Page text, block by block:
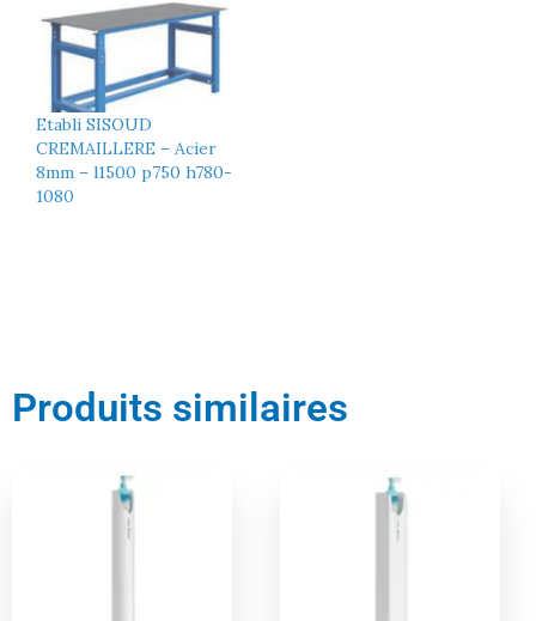
Etabli SISOUD
CREMAILLERE – Acier
8mm – l1500 p750 h780-
1080
Produits similaires
Le
prix
actuel
Le
prix
actuel